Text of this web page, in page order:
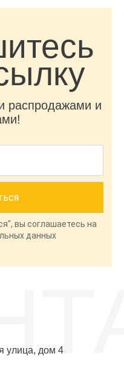
распродажами и
вы соглашаетесь на
данных
улица, дом 4